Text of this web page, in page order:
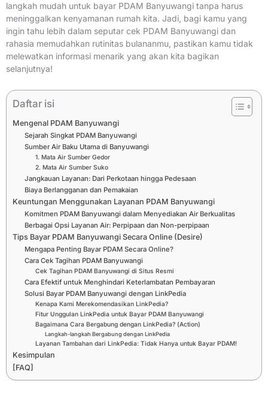
langkah mudah untuk bayar PDAM Banyuwangi tanpa harus
meninggalkan kenyamanan rumah kita. Jadi, bagi kamu yang
ingin tahu lebih dalam seputar cek PDAM Banyuwangi dan
rahasia memudahkan rutinitas bulananmu, pastikan kamu tidak
melewatkan informasi menarik yang akan kita bagikan
selanjutnya!
Daftar isi
Mengenal PDAM Banyuwangi
Sejarah Singkat PDAM Banyuwangi
Sumber Air Baku Utama di Banyuwangi
1. Mata Air Sumber Gedor
2. Mata Air Sumber Suko
Jangkauan Layanan: Dari Perkotaan hingga Pedesaan
Biaya Berlangganan dan Pemakaian
Keuntungan Menggunakan Layanan PDAM Banyuwangi
Komitmen PDAM Banyuwangi dalam Menyediakan Air Berkualitas
Berbagai Opsi Layanan Air: Perpipaan dan Non-perpipaan
Tips Bayar PDAM Banyuwangi Secara Online (Desire)
Mengapa Penting Bayar PDAM Secara Online?
Cara Cek Tagihan PDAM Banyuwangi
Cek Tagihan PDAM Banyuwangi di Situs Resmi
Cara Efektif untuk Menghindari Keterlambatan Pembayaran
Solusi Bayar PDAM Banyuwangi dengan LinkPedia
Kenapa Kami Merekomendasikan LinkPedia?
Fitur Unggulan LinkPedia untuk Bayar PDAM Banyuwangi
Bagaimana Cara Bergabung dengan LinkPedia? (Action)
Langkah-langkah Bergabung dengan LinkPedia
Layanan Tambahan dari LinkPedia: Tidak Hanya untuk Bayar PDAM!
Kesimpulan
[FAQ]